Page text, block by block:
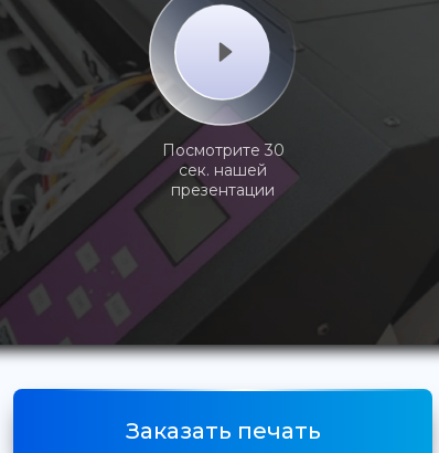
Посмотрите 30
сек. нашей
презентации
Заказать печать